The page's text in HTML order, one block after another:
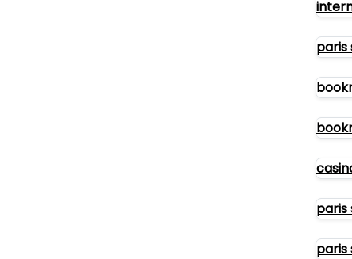
paris
paris
paris